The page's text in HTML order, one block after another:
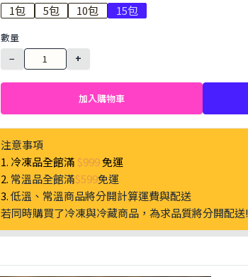
1包 5包 10包 15包
數量
−
+
加入購物車
注意事項
1. 冷凍品全館滿 $999免運
2. 常溫品全館滿$599免運
3.低溫、常溫商品將分開計算運費與配送
若同時購買了冷凍與冷藏商品，為求品質將分開配送!